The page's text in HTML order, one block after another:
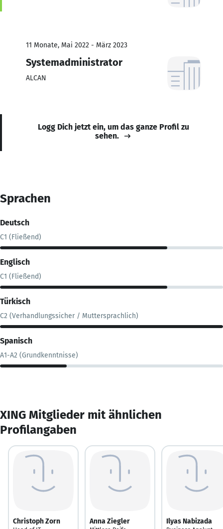
11 Monate, Mai 2022 - März 2023
Systemadministrator
ALCAN
Logg Dich jetzt ein, um das ganze Profil zu
sehen.
Sprachen
Deutsch
C1 (Fließend)
Englisch
C1 (Fließend)
Türkisch
C2 (Verhandlungssicher / Muttersprachlich)
Spanisch
A1-A2 (Grundkenntnisse)
XING Mitglieder mit ähnlichen
Profilangaben
Christoph Zorn Anna Ziegler Ilyas Nabizada